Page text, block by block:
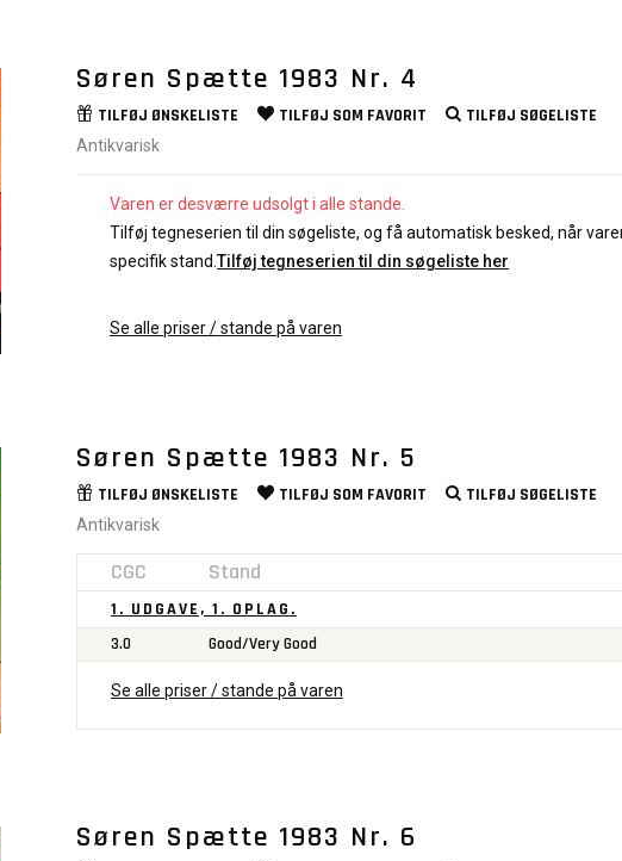
Søren Spætte 1983 Nr. 4
TILFØJ ØNSKELISTE TILFØJ SOM FAVORIT TILFØJ SØGELISTE
Antikvarisk
Varen er desværre udsolgt i alle stande.
Tilføj tegneserien til din søgeliste, og få automatisk besked, når
specifik stand. Tilføj tegneserien til din søgeliste her
Se alle priser / stande på varen
Søren Spætte 1983 Nr. 5
TILFØJ ØNSKELISTE TILFØJ SOM FAVORIT TILFØJ SØGELISTE
Antikvarisk
CGC Stand
1. UDGAVE, 1. OPLAG.
3.0
Good/Very Good
Se alle priser / stande på varen
Søren Spætte 1983 Nr. 6